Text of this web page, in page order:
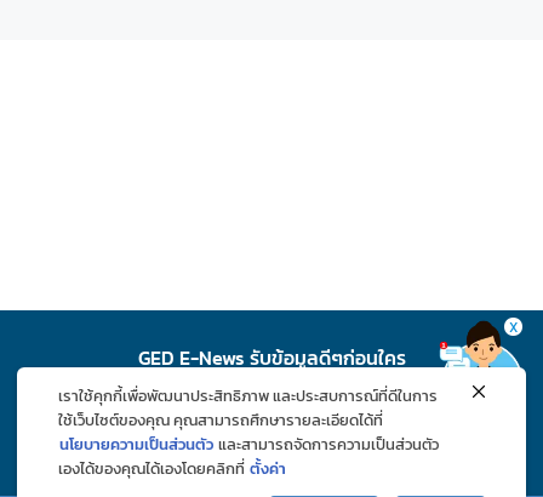
GED E-News รับข้อมูลดีๆก่อนใคร
X
เราใช้คุกกี้เพื่อพัฒนาประสิทธิภาพ และประสบการณ์ที่ดีในการ
ใช้เว็บไซต์ของคุณ คุณสามารถศึกษารายละเอียดได้ที่
นโยบายความเป็นส่วนตัว และสามารถจัดการความเป็นส่วนตัว
เองได้ของคุณได้เองโดยคลิกที่ ตั้งค่า